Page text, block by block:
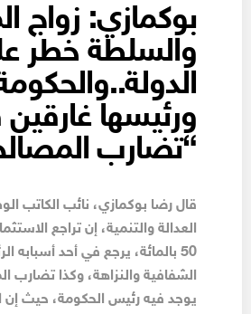
بوكمازي: زواج
والسلطة خطر
ورئيسها
“تضارب
قال رضا بوكمازي، نائب الكاتب
العدالة والتنمية، إن تراجع
50 بالمائة، يرجع في أحد أسبابه
الشفافية والنزاهة، وكذا تضارب
يوجد فيه رئيس الحكومة، حيث إن